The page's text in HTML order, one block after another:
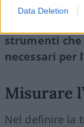
Data Deletion
tecnologica –
strumenti che
necessari per
Misurare
Nel definire la